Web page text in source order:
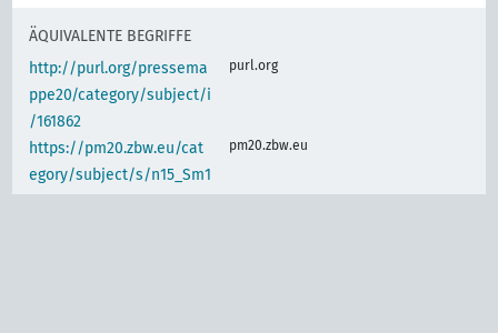
ÄQUIVALENTE BEGRIFFE
http://purl.org/pressema
ppe20/category/subject/i
/161862
purl.org
https://pm20.zbw.eu/cat
egory/subject/s/n15_Sm1
pm20.zbw.eu